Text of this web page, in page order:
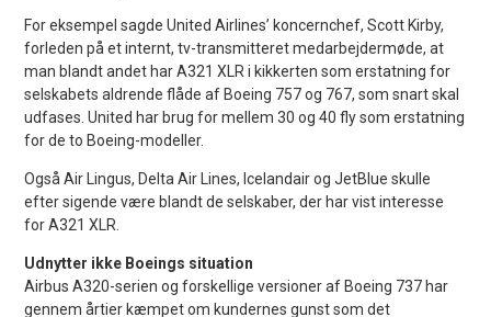
For eksempel sagde United Airlines’ koncernchef, Scott Kirby,
forleden på et internt, tv-transmitteret medarbejdermøde, at
man blandt andet har A321 XLR i kikkerten som erstatning for
selskabets aldrende flåde af Boeing 757 og 767, som snart skal
udfases. United har brug for mellem 30 og 40 fly som erstatning
for de to Boeing-modeller.
Også Air Lingus, Delta Air Lines, Icelandair og JetBlue skulle
efter sigende være blandt de selskaber, der har vist interesse
for A321 XLR.
Udnytter ikke Boeings situation
Airbus A320-serien og forskellige versioner af Boeing 737 har
gennem årtier kæmpet om kundernes gunst som det